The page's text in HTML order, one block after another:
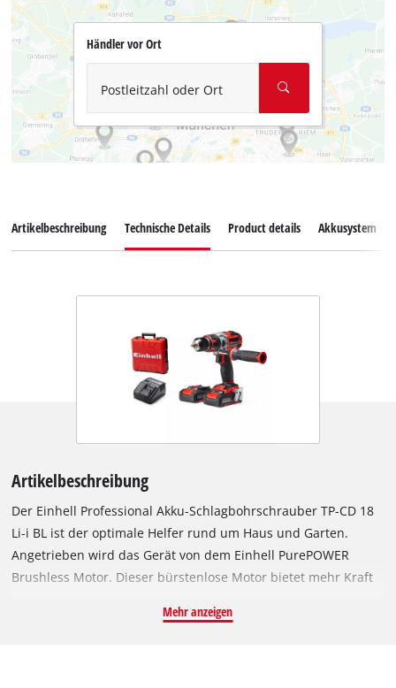
Händler vor Ort
Postleitzahl oder Ort
Artikelbeschreibung Technische Details Product details Akkusystem
Artikelbeschreibung
Der Einhell Professional Akku-Schlagbohrschrauber TP-CD 18
Li-i BL ist der optimale Helfer rund um Haus und Garten.
Angetrieben wird das Gerät von dem Einhell PurePOWER
Brushless Motor. Dieser bürstenlose Motor bietet mehr Kraft
Motoren. Nach einer Online-Registrierung gelten 10 Jahre
Mehr anzeigen